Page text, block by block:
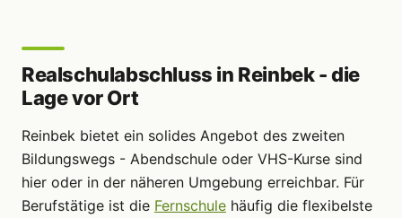
Realschulabschluss in Reinbek - die
Lage vor Ort
Reinbek bietet ein solides Angebot des zweiten
Bildungswegs - Abendschule oder VHS-Kurse sind
hier oder in der näheren Umgebung erreichbar. Für
Berufstätige ist die Fernschule häufig die flexibelste